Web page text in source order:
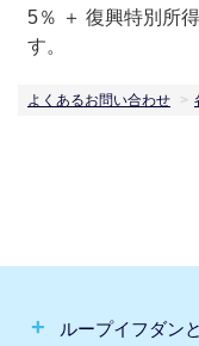
5％ ＋ 復興特別所
す。
よくあるお問い合わせ
ループイフダン